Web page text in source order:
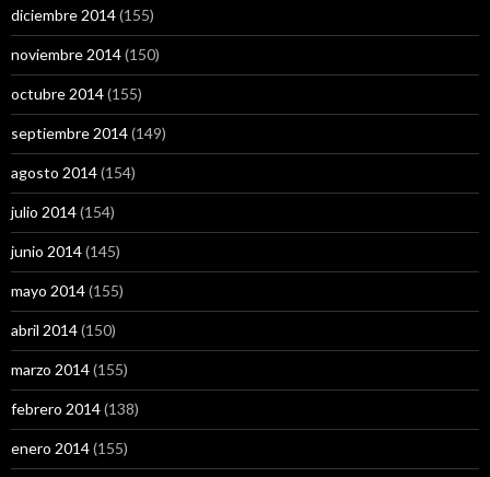
diciembre 2014(155)
noviembre 2014(150)
octubre 2014(155)
septiembre 2014(149)
agosto 2014(154)
julio 2014(154)
junio 2014(145)
mayo 2014(155)
abril 2014(150)
marzo 2014(155)
febrero 2014(138)
enero 2014(155)